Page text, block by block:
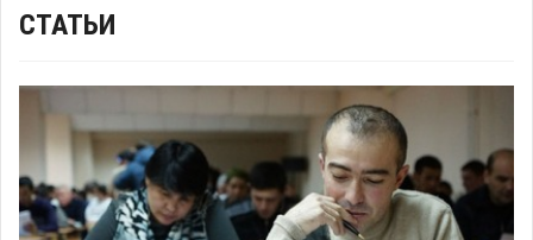
СТАТЬИ